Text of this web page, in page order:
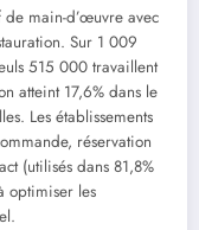
main-d’œuvre avec
Sur 1 009
515 000 travaillent
atteint 17,6% dans le
Les établissements
réservation
(utilisés dans 81,8%
optimiser les